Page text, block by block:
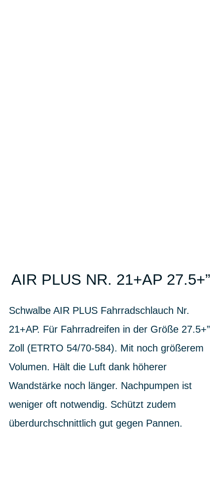
AIR PLUS NR. 21+AP 27.5+”
Schwalbe AIR PLUS Fahrradschlauch Nr.
21+AP. Für Fahrradreifen in der Größe 27.5+”
Zoll (ETRTO 54/70-584). Mit noch größerem
Volumen. Hält die Luft dank höherer
Wandstärke noch länger. Nachpumpen ist
weniger oft notwendig. Schützt zudem
überdurchschnittlich gut gegen Pannen.